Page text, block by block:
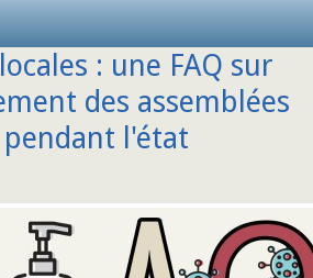
: une FAQ sur
des assemblées
l'état